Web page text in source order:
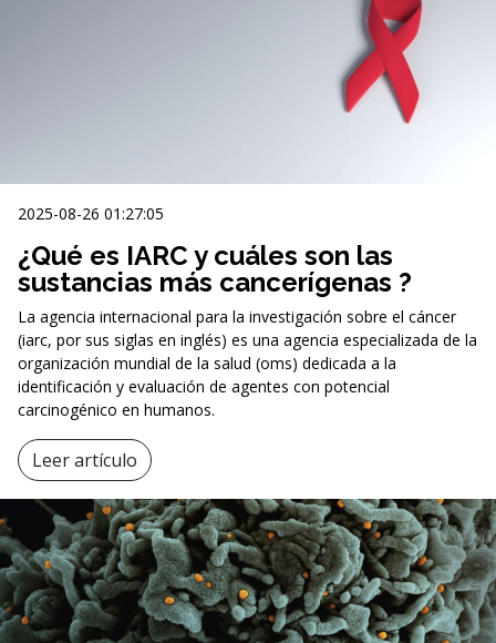
2025-08-26 01:27:05
¿Qué es IARC y cuáles son las
sustancias más cancerígenas ?
La agencia internacional para la investigación sobre el cáncer
(iarc, por sus siglas en inglés) es una agencia especializada de la
organización mundial de la salud (oms) dedicada a la
identificación y evaluación de agentes con potencial
carcinogénico en humanos.
Leer artículo